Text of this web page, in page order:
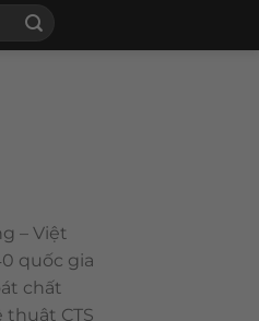
– Việt
quốc gia
chất
thuật CTS